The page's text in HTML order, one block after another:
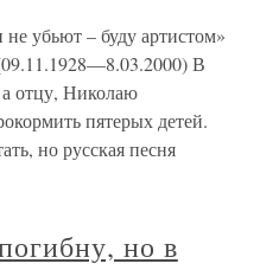
убьют – буду артистом»
В
а отцу, Николаю
пятерых детей.
но русская песня
но в